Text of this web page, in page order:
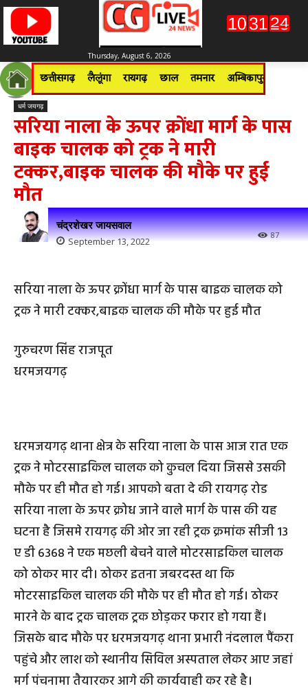
Thursday, August 6, 2026
छत्तीसगढ़ लैलूंगा रायगढ़ छाल तमनार अम्बिकापुर
धर्म जयगढ़
सरिया नाला के ऊपर क्रोंधा मार्ग के पास
बाइक चालक को ट्रक ने मारी
टक्कर,बाइक चालक की मौके पर हुई
मौत
चंद्रशेखर जायसवाल
September 13, 2022 87
सरिया नाला के ऊपर क्रोंधा मार्ग के पास बाइक चालक को
ट्रक ने मारी टक्कर,बाइक चालक की मौके पर हुई मौत
गुरुचरण सिंह राजपूत
धरमजयगढ़
धरमजयगढ़ थाना क्षेत्र के सरिया नाला के पास आज रात एक
ट्रक ने मोटरसाइकिल चालक को कुचल दिया जिससे उसकी
मौके पर ही मौत हो गई। आपको बता दे की रायगढ़ रोड
सरिया नाला के ऊपर क्रोध जाने वाले मार्ग के पास की यह
घटना है जिसमे रायगढ़ की ओर जा रही ट्रक क्रमांक सीजी 13
ए डी 6368 ने एक मछली बेचने वाले मोटरसाइकिल चालक
को ठोकर मार दी। ठोकर इतना जबरदस्त था कि
मोटरसाइकिल चालक की मौके पर ही मौत हो गई। ठोकर
मारने के बाद ट्रक चालक ट्रक छोड़कर फरार हो गया हैं।
जिसके बाद मौके पर धरमजयगढ़ थाना प्रभारी नंदलाल पैंकरा
पहुंचे और लाश को स्थानीय सिविल अस्पताल लेकर आए जहां
मर्ग पंचनामा तैयारकर आगे की कार्यवाही कर रहे है।